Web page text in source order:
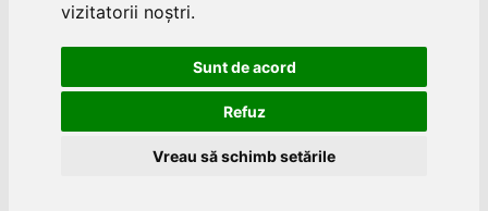
vizitatorii noștri.
Sunt de acord
Refuz
Vreau să schimb setările